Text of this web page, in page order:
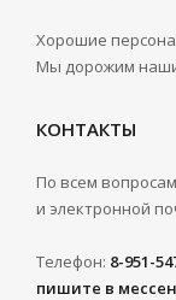
Хорошие
Мы дорожим
КОНТАКТЫ
По всем
и электронной
Телефон: 8-951-
пишите в